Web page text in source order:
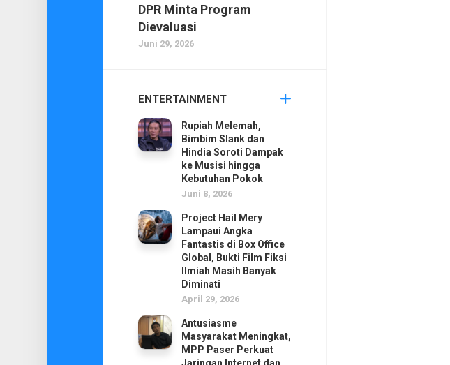
DPR Minta Program
Dievaluasi
Juni 29, 2026
ENTERTAINMENT
Rupiah Melemah,
Bimbim Slank dan
Hindia Soroti Dampak
ke Musisi hingga
Kebutuhan Pokok
Juni 8, 2026
Project Hail Mery
Lampaui Angka
Fantastis di Box Office
Global, Bukti Film Fiksi
Ilmiah Masih Banyak
Diminati
April 29, 2026
Antusiasme
Masyarakat Meningkat,
MPP Paser Perkuat
Jaringan Internet dan